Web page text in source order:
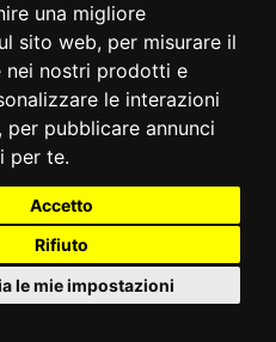
una migliore
sito web, per misurare il
nei nostri prodotti e
le interazioni
, per pubblicare annunci
per te.
Accetto
Rifiuto
le mie impostazioni